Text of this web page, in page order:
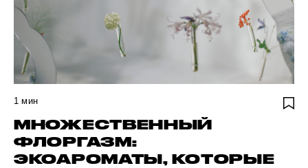
1 мин
МНОЖЕСТВЕННЫЙ
ФЛОРГАЗМ:
ЭКОАРОМАТЫ, КОТОРЫЕ